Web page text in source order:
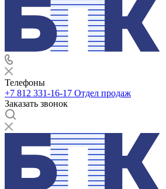
Телефоны
+7 812 331-16-17 Отдел продаж
Заказать звонок